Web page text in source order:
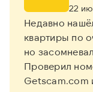
22
Недавно
квартиры по
но
Проверил
Getscam.com